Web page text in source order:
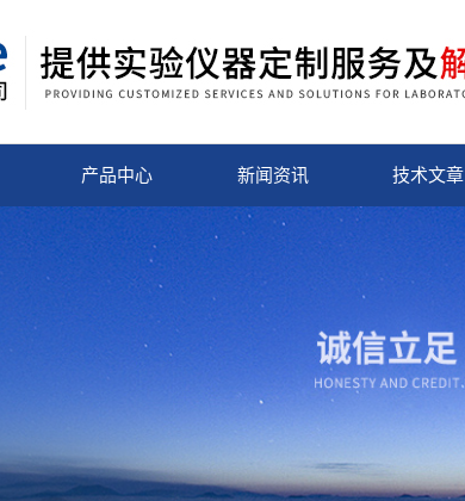
产品中心 新闻资讯 技术文章